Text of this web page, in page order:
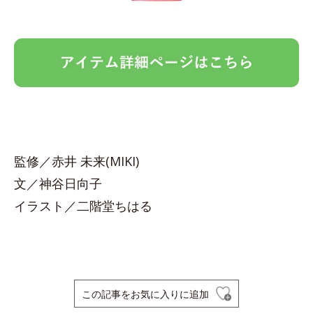
監修／赤井 未来(MIKI)
文／神谷日向子
イラスト／二階堂ちはる
この記事をお気に入りに追加